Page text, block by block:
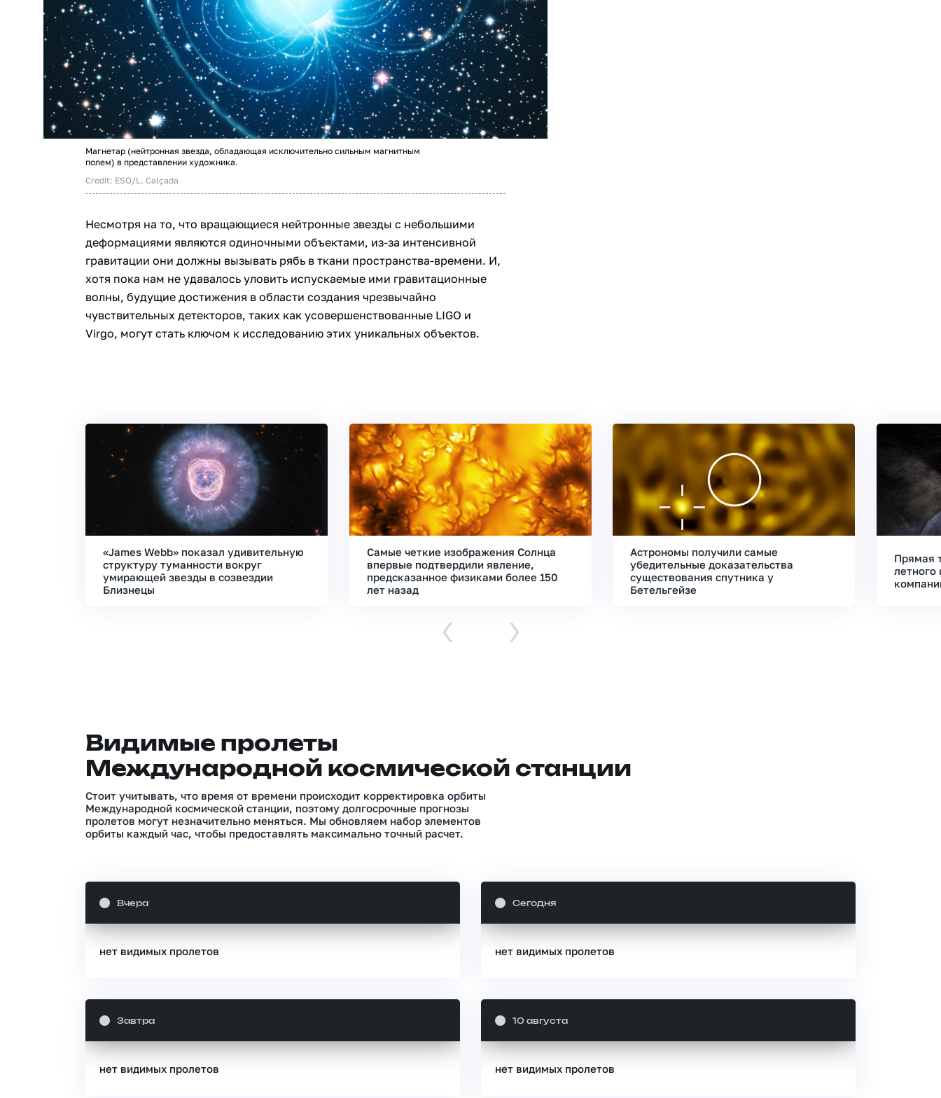
Магнетар (нейтронная звезда, обладающая исключительно сильным магнитным
полем) в представлении художника.
Credit: ESO/L. Calçada
Несмотря на то, что вращающиеся нейтронные звезды с небольшими
деформациями являются одиночными объектами, из-за интенсивной
гравитации они должны вызывать рябь в ткани пространства-времени. И,
хотя пока нам не удавалось уловить испускаемые ими гравитационные
волны, будущие достижения в области создания чрезвычайно
чувствительных детекторов, таких как усовершенствованные LIGO и
Virgo, могут стать ключом к исследованию этих уникальных объектов.
«James Webb» показал удивительную
структуру туманности вокруг
умирающей звезды в созвездии
Близнецы
Самые четкие изображения Солнца
впервые подтвердили явление,
предсказанное физиками более 150
лет назад
Астрономы получили самые
убедительные доказательства
существования спутника у
Бетельгейзе
Прямая
летного
‹ ›
Видимые пролеты
Международной космической станции
Стоит учитывать, что время от времени происходит корректировка орбиты
Международной космической станции, поэтому долгосрочные прогнозы
пролетов могут незначительно меняться. Мы обновляем набор элементов
орбиты каждый час, чтобы предоставлять максимально точный расчет.
Вчера
нет видимых пролетов
Сегодня
нет видимых пролетов
Завтра
нет видимых пролетов
10 августа
нет видимых пролетов